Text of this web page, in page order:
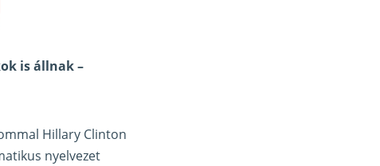
is állnak –
Hillary Clinton
nyelvezet